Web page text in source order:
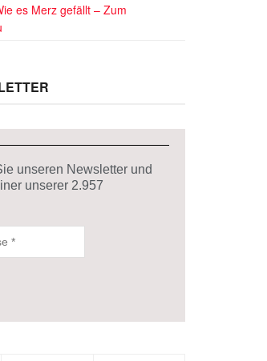
es Merz gefällt – Zum
unseren Newsletter und
unserer 2.957